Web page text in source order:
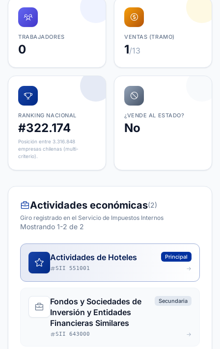
TRABAJADORES
0
VENTAS (TRAMO)
1/13
RANKING NACIONAL
#322.174
Posición entre 3.316.848
empresas chilenas (multi-
criterio).
¿VENDE AL ESTADO?
No
Actividades económicas(2)
Giro registrado en el Servicio de Impuestos Internos
Mostrando 1-2 de 2
Actividades de Hoteles Principal
SII 551001
Fondos y Sociedades de
Inversión y Entidades
Financieras Similares
Secundaria
SII 643000